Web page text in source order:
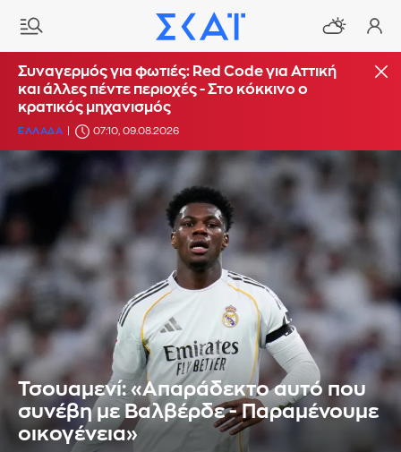
Συναγερμός για φωτιές: Red Code για Αττική
και άλλες πέντε περιοχές - Στο κόκκινο ο
κρατικός μηχανισμός
ΕΛΛΑΔΑ 07:10, 09.08.2026
Τσουαμενί: «Απαράδεκτο αυτό που
συνέβη με Βαλβέρδε - Παραμένουμε
οικογένεια»